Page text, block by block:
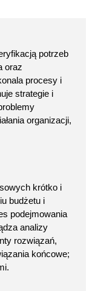
potrzeb
oraz
procesy i
strategie i
organizacji,
krótko i
budżetu i
podejmowania
analizy
rozwiązań,
końcowe;